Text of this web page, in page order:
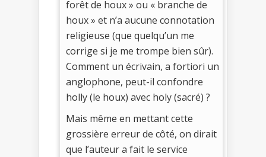
forêt de houx » ou « branche de
houx » et n’a aucune connotation
religieuse (que quelqu’un me
corrige si je me trompe bien sûr).
Comment un écrivain, a fortiori un
anglophone, peut-il confondre
holly (le houx) avec holy (sacré) ?
Mais même en mettant cette
grossière erreur de côté, on dirait
que l’auteur a fait le service